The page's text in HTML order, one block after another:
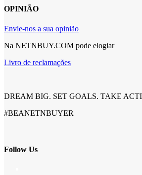
OPINIÃO
Envie-nos a sua opinião
Na NETNBUY.COM pode elogiar
Livro de reclamações
DREAM BIG. SET GOALS. TAKE
#BEANETNBUYER
Follow Us